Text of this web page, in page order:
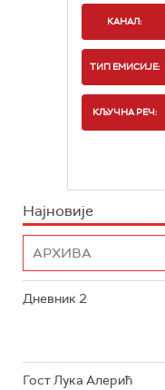
КАНАЛ:
ТИП ЕМИСИЈЕ:
КЉУЧНА РЕЧ:
Најновије
Дневник 2
Гост Лука Алерић